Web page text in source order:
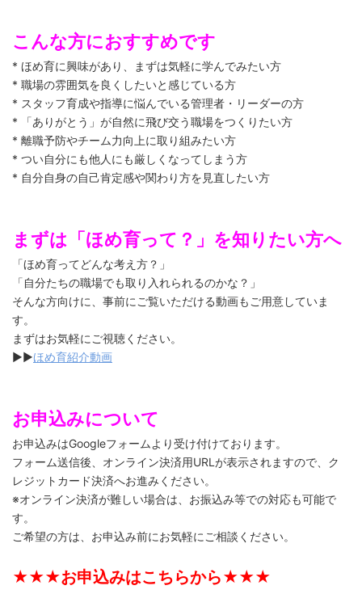
こんな方におすすめです
* ほめ育に興味があり、まずは気軽に学んでみたい方
* 職場の雰囲気を良くしたいと感じている方
* スタッフ育成や指導に悩んでいる管理者・リーダーの方
* 「ありがとう」が自然に飛び交う職場をつくりたい方
* 離職予防やチーム力向上に取り組みたい方
* つい自分にも他人にも厳しくなってしまう方
* 自分自身の自己肯定感や関わり方を見直したい方
まずは「ほめ育って？」を知りたい方へ
「ほめ育ってどんな考え方？」
「自分たちの職場でも取り入れられるのかな？」
そんな方向けに、事前にご覧いただける動画もご用意していま
す。
まずはお気軽にご視聴ください。
▶▶ほめ育紹介動画
お申込みについて
お申込みはGoogleフォームより受け付けております。
フォーム送信後、オンライン決済用URLが表示されますので、ク
レジットカード決済へお進みください。
※オンライン決済が難しい場合は、お振込み等での対応も可能で
す。
ご希望の方は、お申込み前にお気軽にご相談ください。
★★★お申込みはこちらから★★★